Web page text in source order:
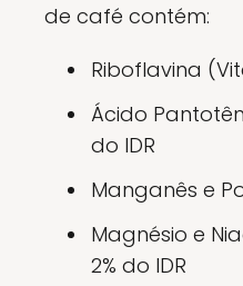
de café contém:
Riboflavina
Ácido
do IDR
Manganês e
Magnésio e
2% do IDR